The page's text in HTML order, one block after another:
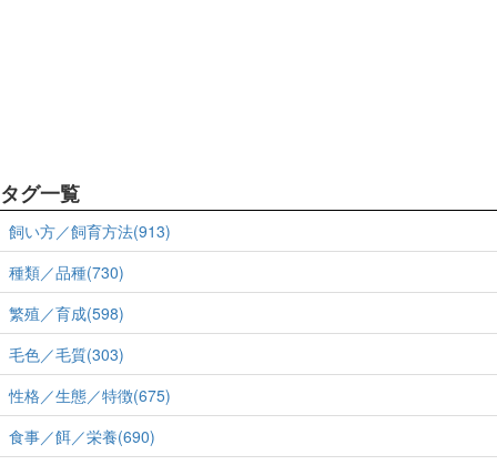
タグ一覧
飼い方／飼育方法(913)
種類／品種(730)
繁殖／育成(598)
毛色／毛質(303)
性格／生態／特徴(675)
食事／餌／栄養(690)